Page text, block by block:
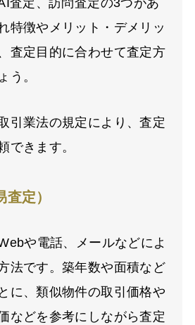
特徴やメリット・デメリッ
査定目的に合わせて査定方
う。
引業法の規定により、査定
できます。
定）
や電話、メールなどによ
法です。築年数や面積など
に、類似物件の取引価格や
などを参考にしながら査定